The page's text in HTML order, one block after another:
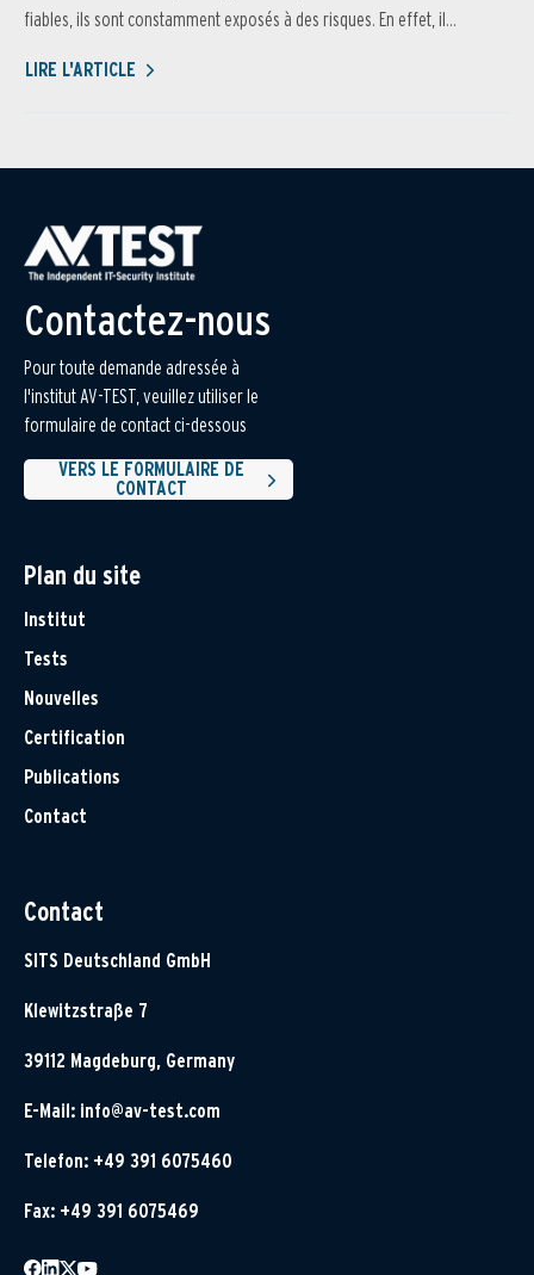
fiables, ils sont constamment exposés à des risques. En effet, il...
LIRE L'ARTICLE
Contactez-nous
Pour toute demande adressée à
l'institut AV-TEST, veuillez utiliser le
formulaire de contact ci-dessous
VERS LE FORMULAIRE DE
CONTACT
Plan du site
Institut
Tests
Nouvelles
Certification
Publications
Contact
Contact
SITS Deutschland GmbH
Klewitzstraße 7
39112 Magdeburg, Germany
E-Mail: info@av-test.com
Telefon: +49 391 6075460
Fax: +49 391 6075469